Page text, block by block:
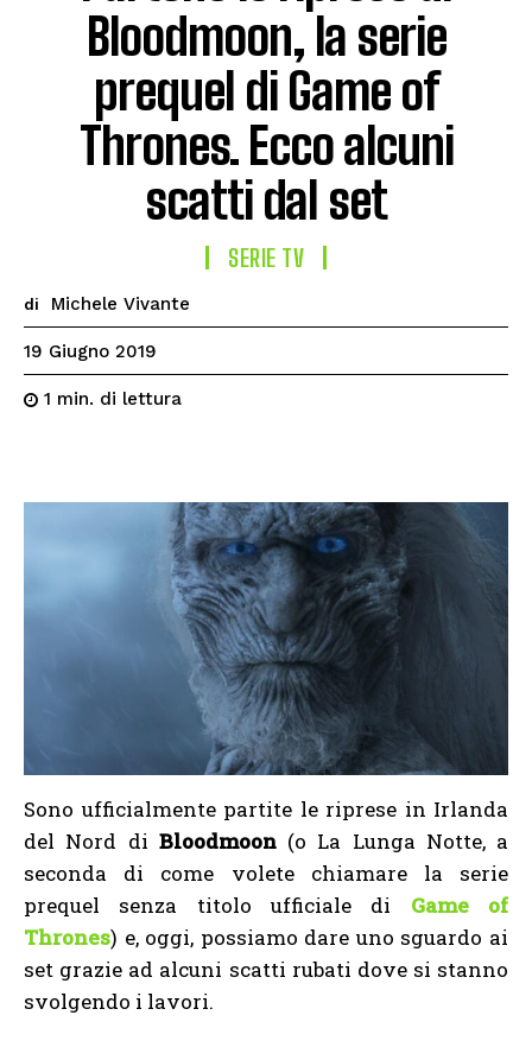
Bloodmoon, la serie
prequel di Game of
Thrones. Ecco alcuni
scatti dal set
SERIE TV
di Michele Vivante
19 Giugno 2019
1 min. di lettura
Sono ufficialmente partite le riprese in Irlanda
del Nord di Bloodmoon(o La Lunga Notte, a
seconda di come volete chiamare la serie
prequel senza titolo ufficiale di Game of
Thrones) e, oggi, possiamo dare uno sguardo ai
set grazie ad alcuni scatti rubati dove si stanno
svolgendo i lavori.